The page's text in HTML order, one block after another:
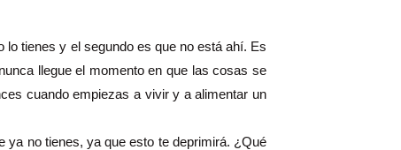
tienes y el segundo es que no está ahí. Es
llegue el momento en que las cosas se
cuando empiezas a vivir y a alimentar un
ya no tienes, ya que esto te deprimirá. ¿Qué